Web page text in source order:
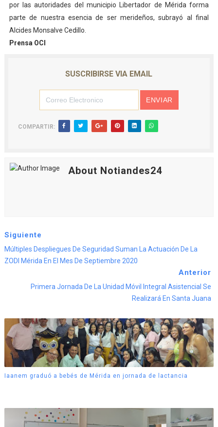
por las autoridades del municipio Libertador de Mérida forma
parte de nuestra esencia de ser merideños, subrayó al final
Alcides Monsalve Cedillo.
Prensa OCI
SUSCRIBIRSE VIA EMAIL
COMPARTIR:
About Notiandes24
Siguiente
Múltiples Despliegues De Seguridad Suman La Actuación De La
ZODI Mérida En El Mes De Septiembre 2020
Anterior
Primera Jornada De La Unidad Móvil Integral Asistencial Se
Realizará En Santa Juana
Iaanem graduó a bebés de Mérida en jornada de lactancia